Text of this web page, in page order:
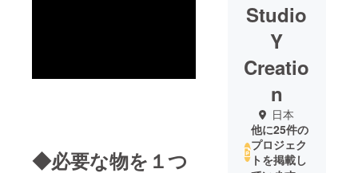
◆必要な物を１つ
Studio
Y
Creatio
n
日本
他に25件の
プロジェク
トを掲載し